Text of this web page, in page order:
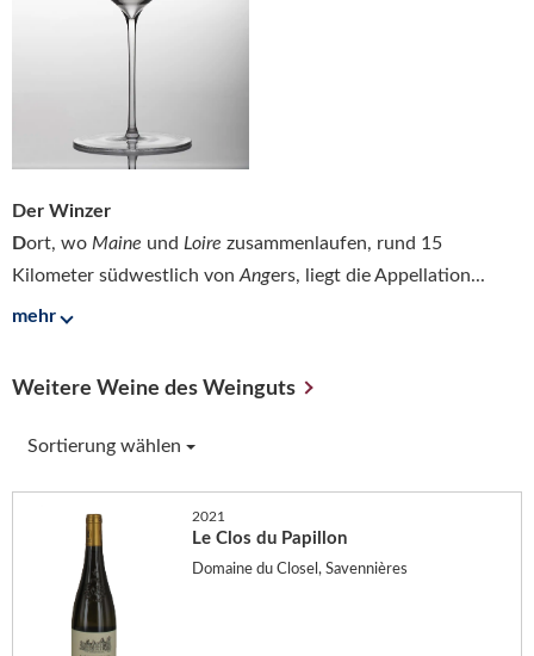
Der Winzer
Dort, wo Maine und Loire zusammenlaufen, rund 15
Kilometer südwestlich von Angers, liegt die Appellation...
mehr
Weitere Weine des Weinguts
Sortierung wählen
2021
Le Clos du Papillon
Domaine du Closel, Savennières